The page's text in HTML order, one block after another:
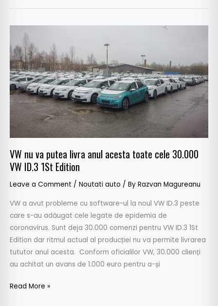
VW nu va putea livra anul acesta toate cele 30.000
VW ID.3 1St Edition
Leave a Comment / Noutati auto / By Razvan Magureanu
VW a avut probleme cu software-ul la noul VW ID.3 peste
care s-au adăugat cele legate de epidemia de
coronavirus. Sunt deja 30.000 comenzi pentru VW ID.3 1St
Edition dar ritmul actual al producției nu va permite livrarea
tututor anul acesta. Conform oficialilor VW, 30.000 clienți
au achitat un avans de 1.000 euro pentru a-și
nu
va
putea
livra
anul
acesta
cele
30.000
VW
ID.3
Edition
Read More »